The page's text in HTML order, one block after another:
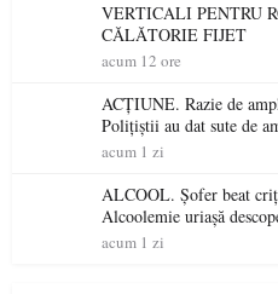
VERTICALI PENTRU
CĂLĂTORIE FIJET
acum 12 ore
ACȚIUNE. Razie de
Polițiștii au dat sute de
permis într-o singură zi
acum 1 zi
ALCOOL. Șofer beat
Alcoolemie uriașă
acum 1 zi